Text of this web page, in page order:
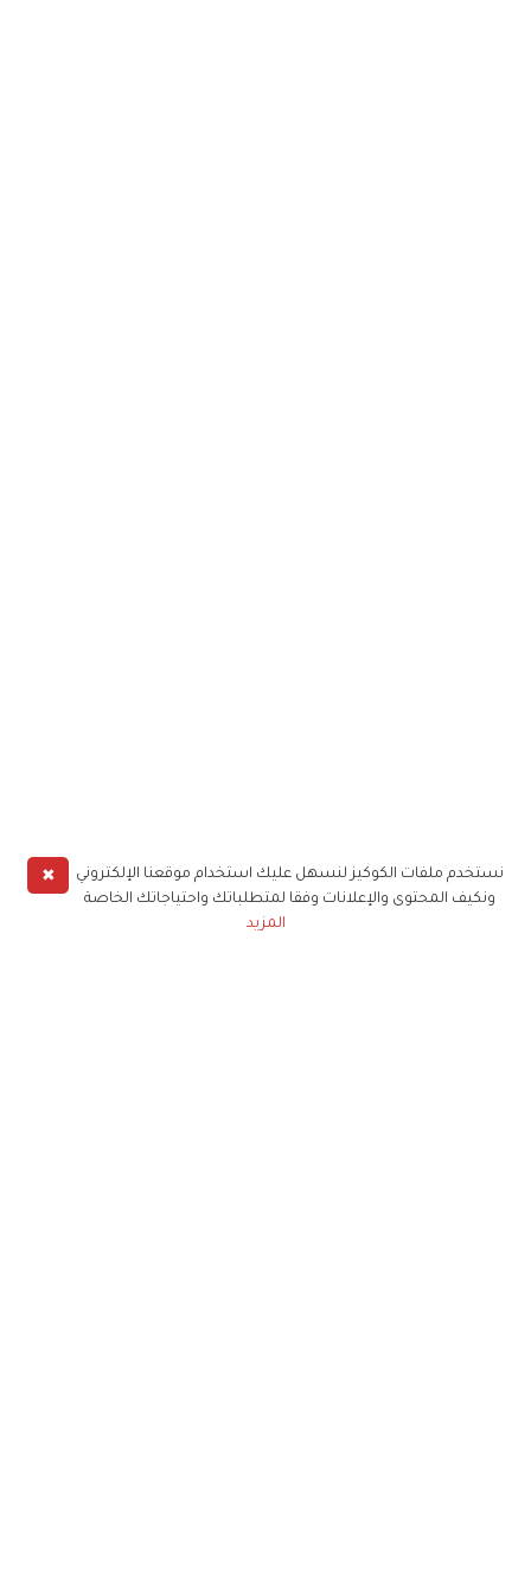
✖
نستخدم ملفات الكوكيز لنسهل عليك استخدام موقعنا الإلكتروني
ونكيف المحتوى والإعلانات وفقا لمتطلباتك واحتياجاتك الخاصة
المزيد